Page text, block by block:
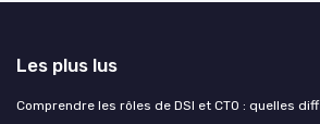
Les plus lus
Comprendre les rôles de DSI et CTO : quelles